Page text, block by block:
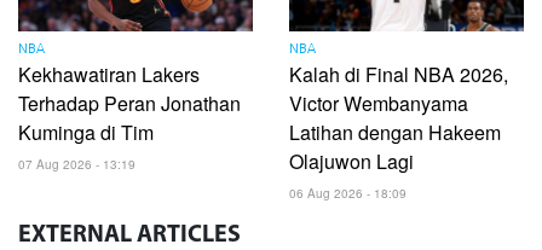
NBA
Kekhawatiran Lakers
Terhadap Peran Jonathan
Kuminga di Tim
07 Aug 2026 - 13:19
NBA
Kalah di Final NBA 2026,
Victor Wembanyama
Latihan dengan Hakeem
Olajuwon Lagi
06 Aug 2026 - 18:09
EXTERNAL ARTICLES